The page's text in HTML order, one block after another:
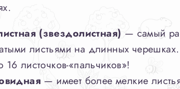
(звездолистная) — самый
листьями на длинных
листочков-«пальчиков»!
— имеет более мелкие